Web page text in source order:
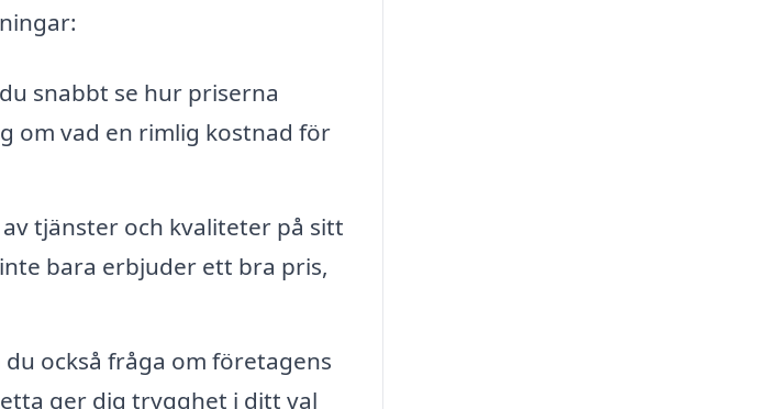
snabbt se hur priserna
om vad en rimlig kostnad för
tjänster och kvaliteter på sitt
bara erbjuder ett bra pris,
också fråga om företagens
ger dig trygghet i ditt val